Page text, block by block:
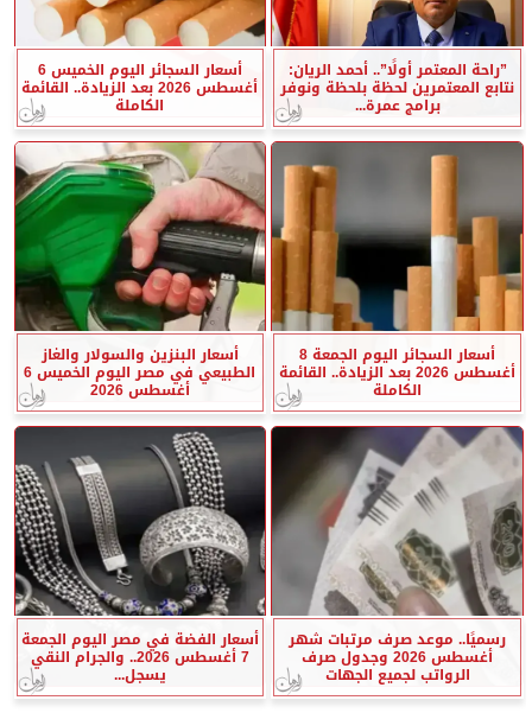
”راحة المعتمر أولًا”.. أحمد الريان:
نتابع المعتمرين لحظة بلحظة ونوفر
برامج عمرة...
أسعار السجائر اليوم الخميس 6
أغسطس 2026 بعد الزيادة.. القائمة
الكاملة
أسعار السجائر اليوم الجمعة 8
أغسطس 2026 بعد الزيادة.. القائمة
الكاملة
أسعار البنزين والسولار والغاز
الطبيعي في مصر اليوم الخميس 6
أغسطس 2026
رسميًا.. موعد صرف مرتبات شهر
أغسطس 2026 وجدول صرف
الرواتب لجميع الجهات
أسعار الفضة في مصر اليوم الجمعة
7 أغسطس 2026.. والجرام النقي
يسجل...